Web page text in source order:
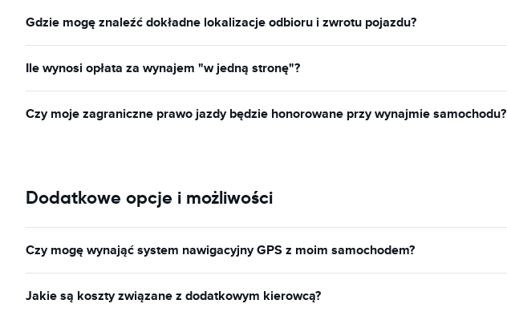
Gdzie mogę znaleźć dokładne lokalizacje odbioru i zwrotu pojazdu?
Ile wynosi opłata za wynajem "w jedną stronę"?
Czy moje zagraniczne prawo jazdy będzie honorowane przy wynajmie samochodu?
Dodatkowe opcje i możliwości
Czy mogę wynająć system nawigacyjny GPS z moim samochodem?
Jakie są koszty związane z dodatkowym kierowcą?